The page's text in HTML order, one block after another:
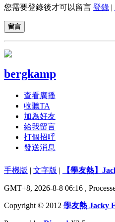
您需要登錄後才可以留言 登錄 |
留言
bergkamp
查看廣播
收聽TA
加為好友
給我留言
打個招呼
發送消息
手機版 | 文字版 | 【學友熱】
GMT+8, 2026-8-8 06:16 ,
Copyright © 2012 學友熱 Jacky